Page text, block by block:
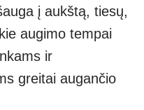
į aukštą, tiesų,
augimo tempai
ir
greitai augančio